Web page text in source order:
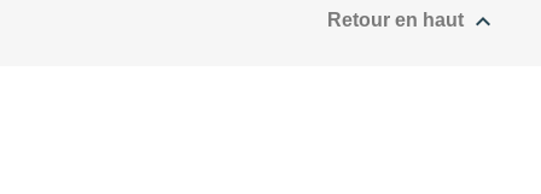
Retour en haut 